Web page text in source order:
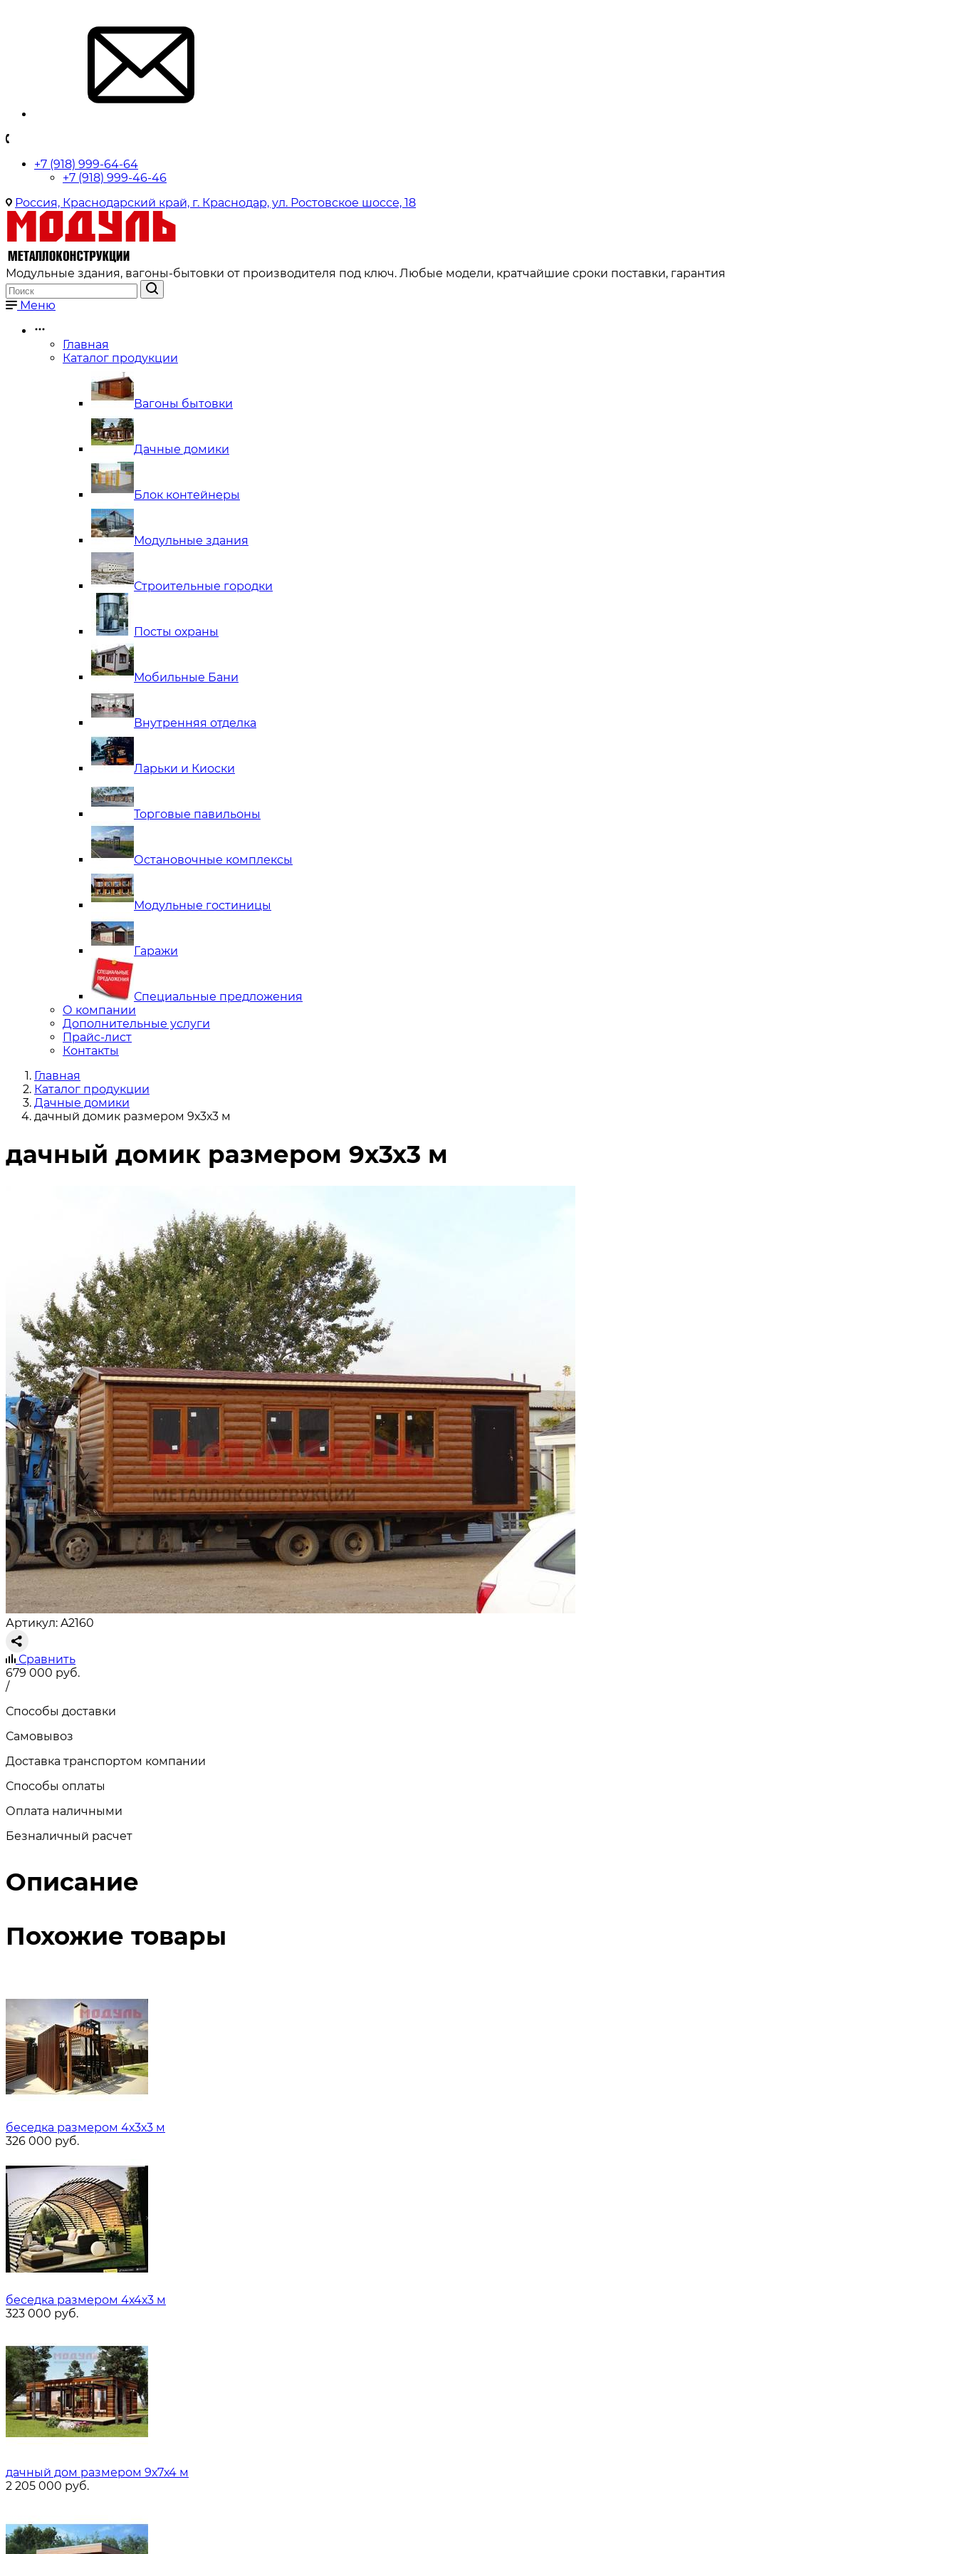
+7 (918) 999-64-64
+7 (918) 999-46-46
Россия, Краснодарский край, г. Краснодар, ул. Ростовское шоссе, 18
Модульные здания, вагоны-бытовки от производителя под ключ. Любые модели, кратчайшие сроки поставки, гарантия
Меню
Главная
Каталог продукции
Вагоны бытовки
Дачные домики
Блок контейнеры
Модульные здания
Строительные городки
Посты охраны
Мобильные Бани
Внутренняя отделка
Ларьки и Киоски
Торговые павильоны
Остановочные комплексы
Модульные гостиницы
Гаражи
Специальные предложения
О компании
Дополнительные услуги
Прайс-лист
Контакты
Главная
Каталог продукции
Дачные домики
дачный домик размером 9х3х3 м
дачный домик размером 9х3х3 м
Артикул: A2160
Сравнить
679 000 руб.
/
Способы доставки
Самовывоз
Доставка транспортом компании
Способы оплаты
Оплата наличными
Безналичный расчет
Описание
Похожие товары
беседка размером 4х3х3 м
326 000 руб.
беседка размером 4х4х3 м
323 000 руб.
дачный дом размером 9х7х4 м
2 205 000 руб.